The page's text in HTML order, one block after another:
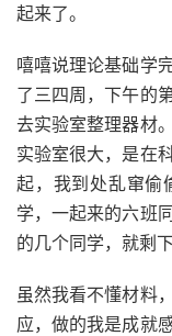
起来了。
嘻嘻说理论基础学
了三四周，下午的
去实验室整理器材
实验室很大，是在
起，我到处乱窜偷
学，一起来的六班
的几个同学，就剩
虽然我看不懂材料
应，做的我是成就